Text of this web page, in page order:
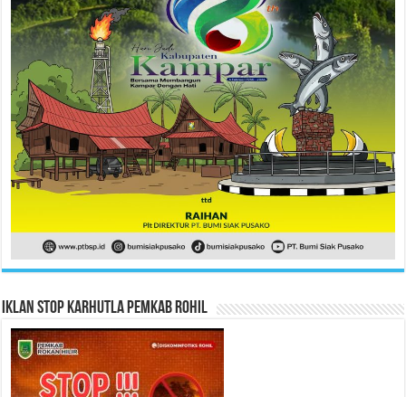
Iklan Stop Karhutla Pemkab Rohil